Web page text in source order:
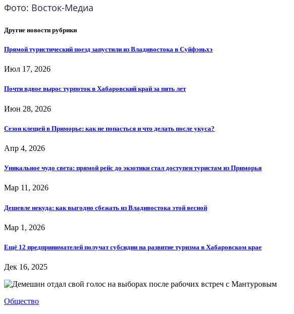
Фото: Восток-Медиа
Другие новости рубрики
Прямой туристический поезд запустили из Владивостока в Суйфэньхэ
Июл 17, 2026
Почти вдвое вырос турпоток в Хабаровский край за пять лет
Июн 28, 2026
Сезон клещей в Приморье: как не попасться и что делать после укуса?
Апр 4, 2026
Уникальное чудо света: прямой рейс до экзотики стал доступен туристам из Приморья
Мар 11, 2026
Дешевле некуда: как выгодно сбежать из Владивостока этой весной
Мар 1, 2026
Ещё 12 предпринимателей получат субсидии на развитие туризма в Хабаровском крае
Дек 16, 2025
Общество